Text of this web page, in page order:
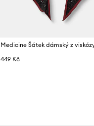
Medicine Šátek dámský z
449 Kč